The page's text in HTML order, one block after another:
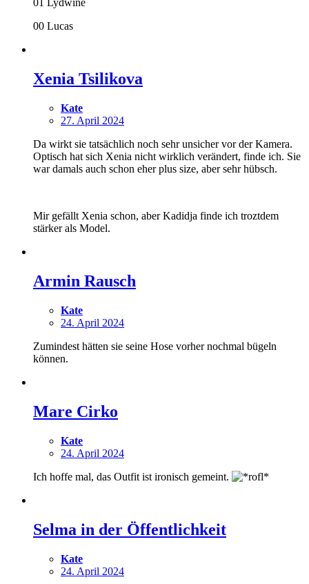
01 Lydwine
00 Lucas
Xenia Tsilikova
Kate
27. April 2024
Da wirkt sie tatsächlich noch sehr unsicher vor der Kamera.
Optisch hat sich Xenia nicht wirklich verändert, finde ich. Sie
war damals auch schon eher plus size, aber sehr hübsch.
Mir gefällt Xenia schon, aber Kadidja finde ich troztdem
stärker als Model.
Armin Rausch
Kate
24. April 2024
Zumindest hätten sie seine Hose vorher nochmal bügeln
können.
Mare Cirko
Kate
24. April 2024
Ich hoffe mal, das Outfit ist ironisch gemeint.
Selma in der Öffentlichkeit
Kate
24. April 2024